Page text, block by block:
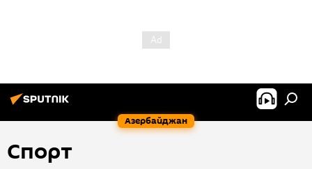
Азербайджан
Спорт